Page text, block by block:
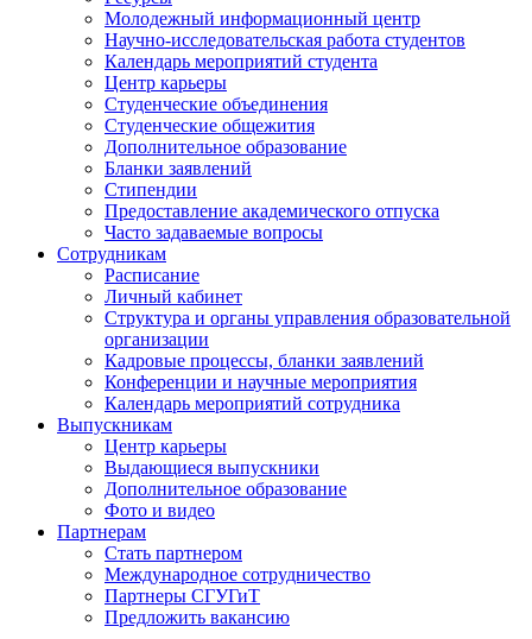
Молодежный информационный центр
Научно-исследовательская работа студентов
Календарь мероприятий студента
Центр карьеры
Студенческие объединения
Студенческие общежития
Дополнительное образование
Бланки заявлений
Стипендии
Предоставление академического отпуска
Часто задаваемые вопросы
Сотрудникам
Расписание
Личный кабинет
Структура и органы управления образовательной
организации
Кадровые процессы, бланки заявлений
Конференции и научные мероприятия
Календарь мероприятий сотрудника
Выпускникам
Центр карьеры
Выдающиеся выпускники
Дополнительное образование
Фото и видео
Партнерам
Стать партнером
Международное сотрудничество
Партнеры СГУГиТ
Предложить вакансию